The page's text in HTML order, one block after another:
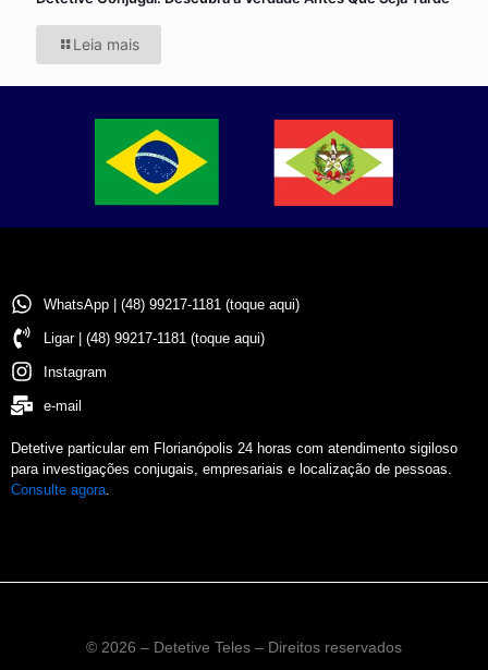
Leia mais
WhatsApp | (48) 99217-1181 (toque aqui)
Ligar | (48) 99217-1181 (toque aqui)
Instagram
e-mail
Detetive particular em Florianópolis 24 horas com atendimento sigiloso
para investigações conjugais, empresariais e localização de pessoas.
Consulte agora.
© 2026 – Detetive Teles – Direitos reservados